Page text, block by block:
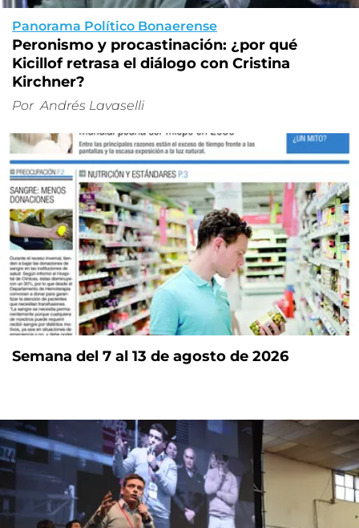
Panorama Político Bonaerense
Peronismo y procastinación: ¿por qué
Kicillof retrasa el diálogo con Cristina
Kirchner?
Por Andrés Lavaselli
Semana del 7 al 13 de agosto de 2026